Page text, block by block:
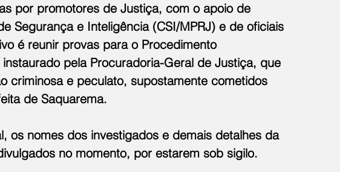
por promotores de Justiça, com o apoio de
Segurança e Inteligência (CSI/MPRJ) e de oficiais
é reunir provas para o Procedimento
pela Procuradoria-Geral de Justiça, que
criminosa e peculato, supostamente cometidos
de Saquarema.
os nomes dos investigados e demais detalhes da
no momento, por estarem sob sigilo.